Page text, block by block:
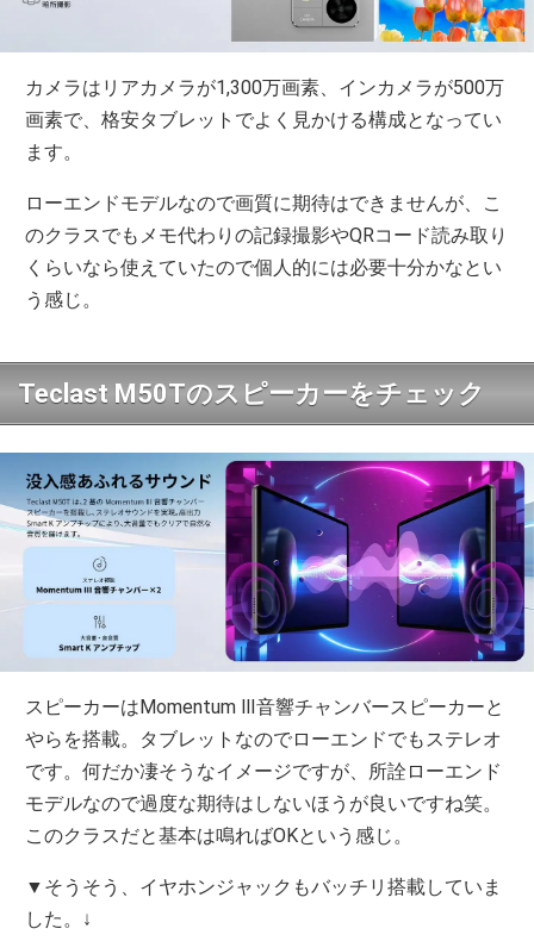
カメラはリアカメラが1,300万画素、インカメラが500万
画素で、格安タブレットでよく見かける構成となってい
ます。
ローエンドモデルなので画質に期待はできませんが、こ
のクラスでもメモ代わりの記録撮影やQRコード読み取り
くらいなら使えていたので個人的には必要十分かなとい
う感じ。
Teclast M50Tのスピーカーをチェック
スピーカーはMomentum Ⅲ音響チャンバースピーカーと
やらを搭載。タブレットなのでローエンドでもステレオ
です。何だか凄そうなイメージですが、所詮ローエンド
モデルなので過度な期待はしないほうが良いですね笑。
このクラスだと基本は鳴ればOKという感じ。
▼そうそう、イヤホンジャックもバッチリ搭載していま
した。↓